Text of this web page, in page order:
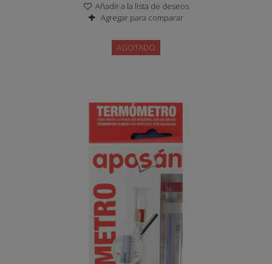
Añadir a la lista de deseos
Agregar para comparar
AGOTADO